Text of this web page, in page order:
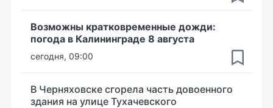
Возможны кратковременные дожди:
погода в Калининграде 8 августа
сегодня, 09:00
В Черняховске сгорела часть довоенного
здания на улице Тухачевского